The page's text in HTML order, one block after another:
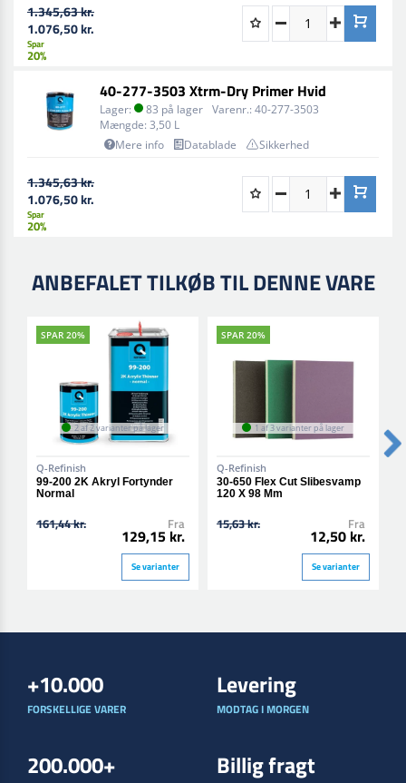
1.345,63 kr.
1.076,50 kr.
Spar
20%
40-277-3503 Xtrm-Dry Primer Hvid
Lager: 83 på lager Varenr.: 40-277-3503
Mængde: 3,50 L
Mere info
Datablade Sikkerhed
1.345,63 kr.
1.076,50 kr.
Spar
20%
ANBEFALET TILKØB TIL DENNE VARE
SPAR 20%
2 af 2 varianter på lager
Q-Refinish
99-200 2K Akryl Fortynder
Normal
161,44 kr. Fra
129,15 kr.
Se varianter
SPAR 20%
1 af 3 varianter på lager
Q-Refinish
30-650 Flex Cut Slibesvamp
120 X 98 Mm
15,63 kr. Fra
12,50 kr.
Se varianter
+10.000
FORSKELLIGE VARER
Levering
MODTAG I MORGEN
200.000+ Billig fragt